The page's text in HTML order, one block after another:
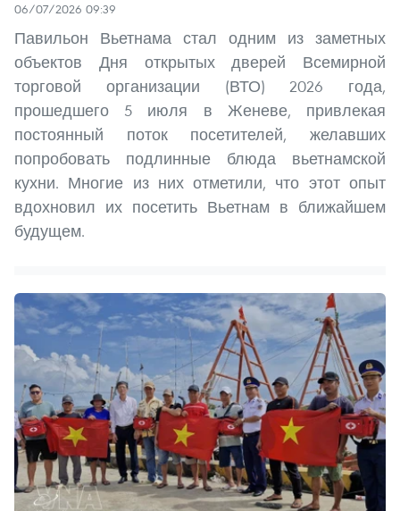
06/07/2026 09:39
Павильон Вьетнама стал одним из заметных
объектов Дня открытых дверей Всемирной
торговой организации (ВТО) 2026 года,
прошедшего 5 июля в Женеве, привлекая
постоянный поток посетителей, желавших
попробовать подлинные блюда вьетнамской
кухни. Многие из них отметили, что этот опыт
вдохновил их посетить Вьетнам в ближайшем
будущем.